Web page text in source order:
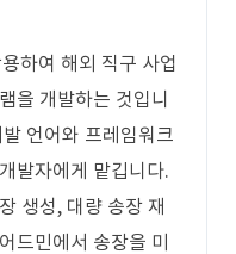
하여 해외 직구 사업
을 개발하는 것입니
언어와 프레임워크
발자에게 맡깁니다.
생성, 대량 송장 재
드민에서 송장을 미